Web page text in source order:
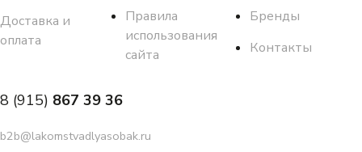
Доставка и
оплата
Правила
использования
сайта
Бренды
Контакты
8 (915) 867 39 36
b2b@lakomstvadlyasobak.ru